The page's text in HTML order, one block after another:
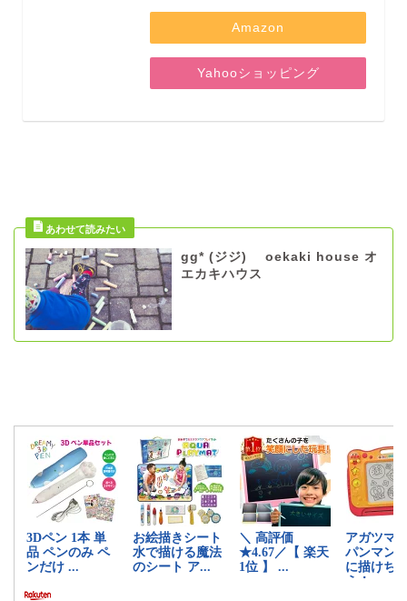
Amazon
Yahooショッピング
gg* (ジジ) oekaki house オ
エカキハウス